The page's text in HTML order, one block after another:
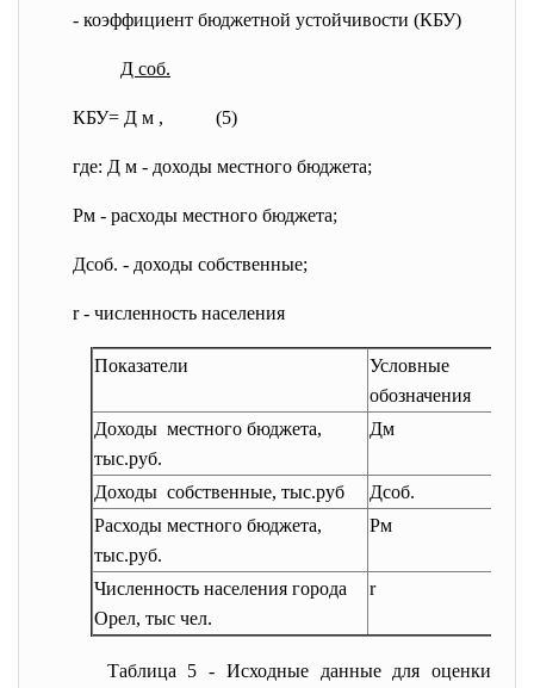
- коэффициент бюджетной устойчивости (КБУ)
Д соб.
КБУ= Д м , (5)
где: Д м - доходы местного бюджета;
Рм - расходы местного бюджета;
Дсоб. - доходы собственные;
r - численность населения
Показатели
Условные
обозначения
Доходы местного бюджета,
тыс.руб.
Дм
Доходы собственные, тыс.руб Дсоб.
Расходы местного бюджета,
тыс.руб.
Рм
Численность населения города
Орел, тыс чел.
r
Таблица 5 - Исходные данные для оценки